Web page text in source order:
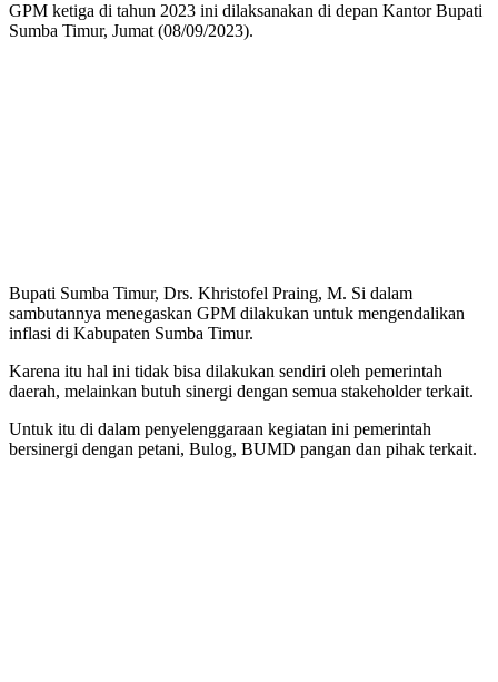
GPM ketiga di tahun 2023 ini dilaksanakan di depan Kantor Bupati
Sumba Timur, Jumat (08/09/2023).
Bupati Sumba Timur, Drs. Khristofel Praing, M. Si dalam
sambutannya menegaskan GPM dilakukan untuk mengendalikan
inflasi di Kabupaten Sumba Timur.
Karena itu hal ini tidak bisa dilakukan sendiri oleh pemerintah
daerah, melainkan butuh sinergi dengan semua stakeholder terkait.
Untuk itu di dalam penyelenggaraan kegiatan ini pemerintah
bersinergi dengan petani, Bulog, BUMD pangan dan pihak terkait.